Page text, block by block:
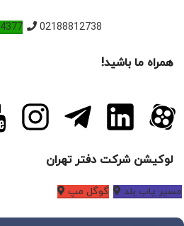
02188812738
همراه ما باشید!
لوکیشن شرکت دفتر تهران
مسیر یاب بلد گوگل مپ